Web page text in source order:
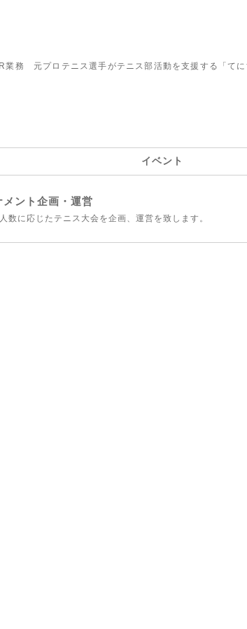
務 元プロテニス選手がテニス部活動を支援する「てに
イベント
メント企画・運営
数に応じたテニス大会を企画、運営を致します。